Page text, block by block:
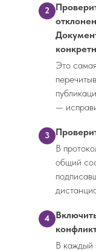
2
Это
—
3
В
общий
4
В каждый